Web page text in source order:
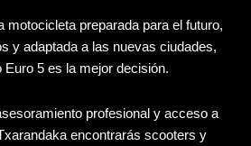
motocicleta preparada para el futuro,
y adaptada a las nuevas ciudades,
Euro 5 es la mejor decisión.
profesional y acceso a
encontrarás scooters y